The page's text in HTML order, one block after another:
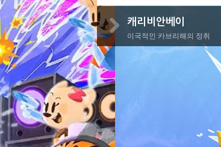
캐리비안베이
이국적인 카브리해의 정취